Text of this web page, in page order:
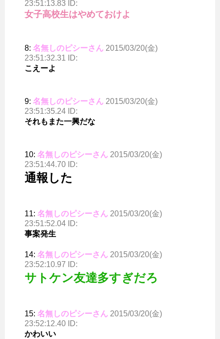
23:51:13.83 ID:
女子高校生はやめておけよ
8: 名無しのピシーさん 2015/03/20(金)
23:51:32.31 ID:
こえーよ
9: 名無しのピシーさん 2015/03/20(金)
23:51:35.24 ID:
それもまた一興だな
10: 名無しのピシーさん 2015/03/20(金)
23:51:44.70 ID:
通報した
11: 名無しのピシーさん 2015/03/20(金)
23:51:52.04 ID:
事案発生
14: 名無しのピシーさん 2015/03/20(金)
23:52:10.97 ID:
サトケン友達多すぎだろ
15: 名無しのピシーさん 2015/03/20(金)
23:52:12.40 ID:
かわいい